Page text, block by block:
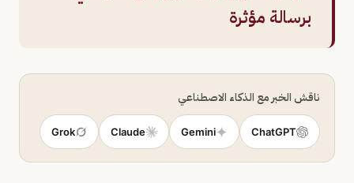
برسالة مؤثرة
ناقش الخبر مع الذكاء الاصطناعي
ChatGPT
Gemini
Claude
Grok